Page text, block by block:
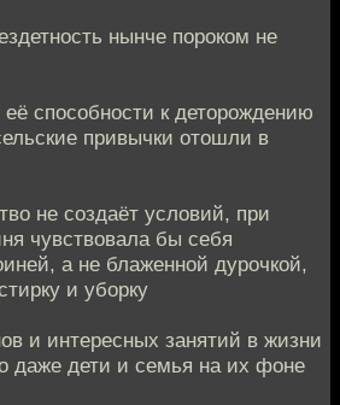
нынче пороком не
способности к деторождению
привычки отошли в
не создаёт условий, при
чувствовала бы себя
а не блаженной дурочкой,
и уборку
и интересных занятий в жизни
даже дети и семья на их фоне